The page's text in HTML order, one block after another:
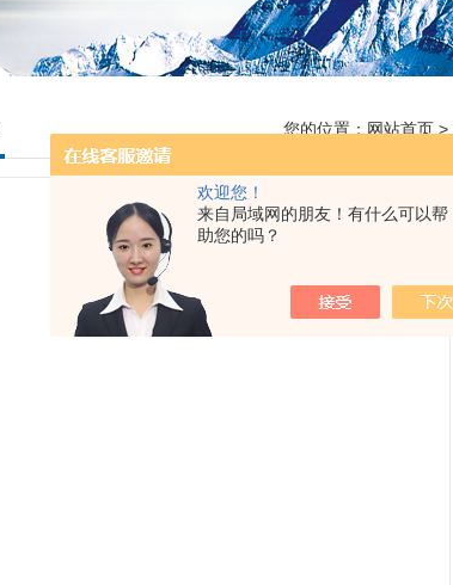
欢迎您！
来自局域网的朋友！有什么可以帮
助您的吗？
您的位置： 网站首页 >